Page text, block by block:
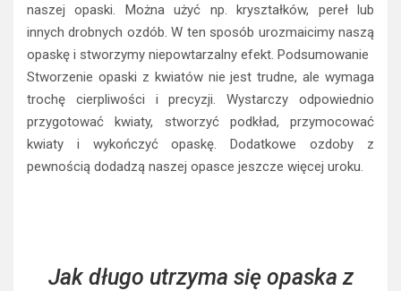
naszej opaski. Można użyć np. kryształków, pereł lub
innych drobnych ozdób. W ten sposób urozmaicimy naszą
opaskę i stworzymy niepowtarzalny efekt. Podsumowanie
Stworzenie opaski z kwiatów nie jest trudne, ale wymaga
trochę cierpliwości i precyzji. Wystarczy odpowiednio
przygotować kwiaty, stworzyć podkład, przymocować
kwiaty i wykończyć opaskę. Dodatkowe ozdoby z
pewnością dodadzą naszej opasce jeszcze więcej uroku.
Jak długo utrzyma się opaska z